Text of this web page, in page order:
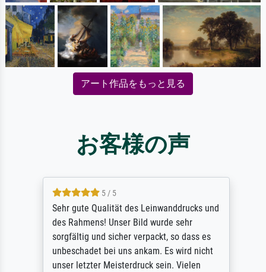
アート作品をもっと見る
お客様の声
5 / 5
Sehr gute Qualität des Leinwanddrucks und
des Rahmens! Unser Bild wurde sehr
sorgfältig und sicher verpackt, so dass es
unbeschadet bei uns ankam. Es wird nicht
unser letzter Meisterdruck sein. Vielen